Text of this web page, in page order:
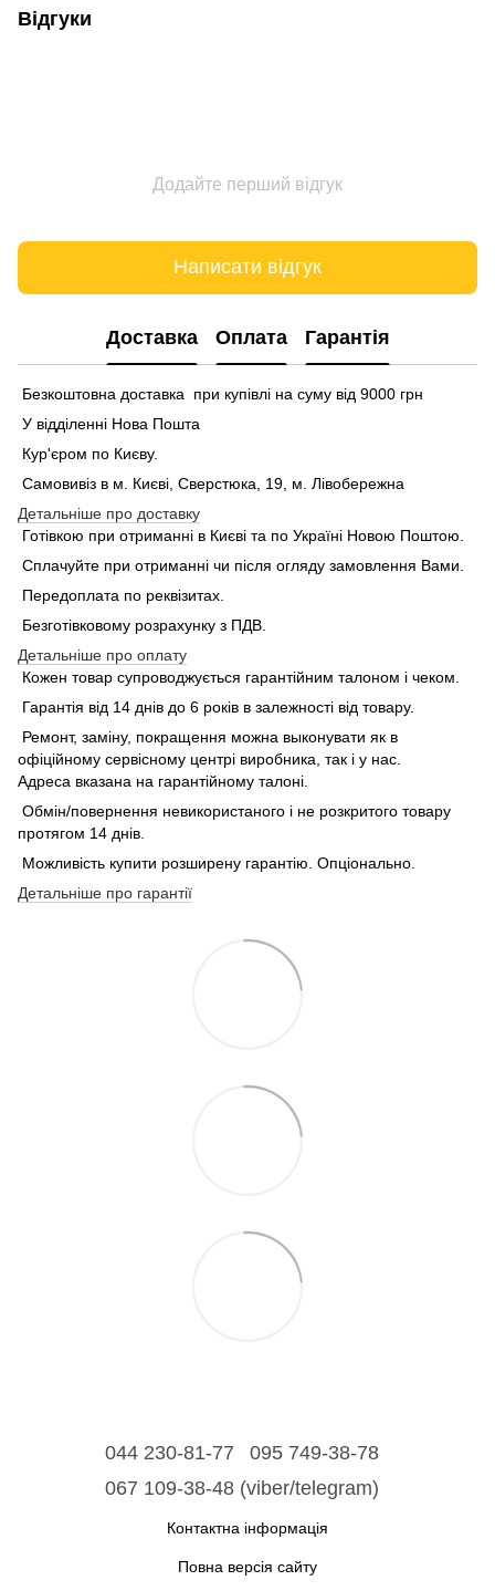
Відгуки
Додайте перший відгук
Написати відгук
Доставка Оплата Гарантія
Безкоштовна доставка при купівлі на суму від 9000 грн
У відділенні Нова Пошта
Кур'єром по Києву.
Самовивіз в м. Києві, Сверстюка, 19, м. Лівобережна
Детальніше про доставку
Готівкою при отриманні в Києві та по Україні Новою Поштою.
Сплачуйте при отриманні чи після огляду замовлення Вами.
Передоплата по реквізитах.
Безготівковому розрахунку з ПДВ.
Детальніше про оплату
Кожен товар супроводжується гарантійним талоном і чеком.
Гарантія від 14 днів до 6 років в залежності від товару.
Ремонт, заміну, покращення можна выконувати як в
офіційному сервісному центрі виробника, так і у нас.
Адреса вказана на гарантійному талоні.
Обмін/повернення невикористаного і не розкритого товару
протягом 14 днів.
Можливість купити розширену гарантію. Опціонально.
Детальніше про гарантії
044 230-81-77
095 749-38-78
067 109-38-48 (viber/telegram)
Контактна інформація
Повна версія сайту